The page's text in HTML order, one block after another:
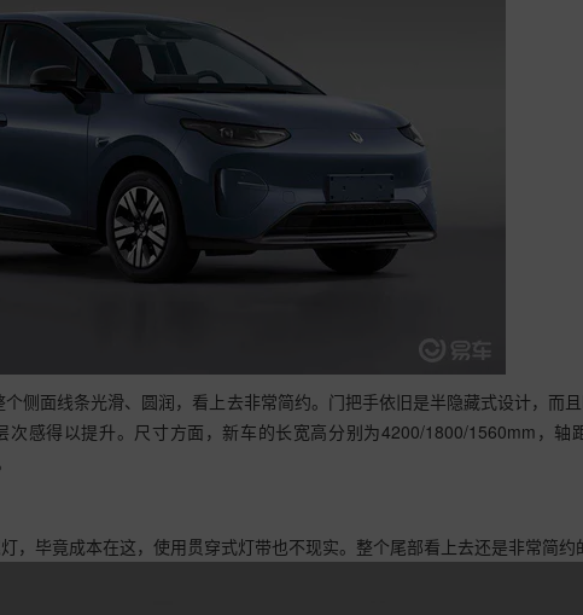
侧面线条光滑、圆润，看上去非常简约。门把手依旧是半隐藏式设计，而
次感得以提升。尺寸方面，新车的长宽高分别为4200/1800/1560mm，轴
，毕竟成本在这，使用贯穿式灯带也不现实。整个尾部看上去还是非常简约